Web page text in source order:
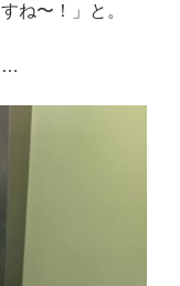
ね〜！」と。
…